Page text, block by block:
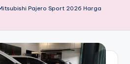
Pajero Sport 2026 Harga